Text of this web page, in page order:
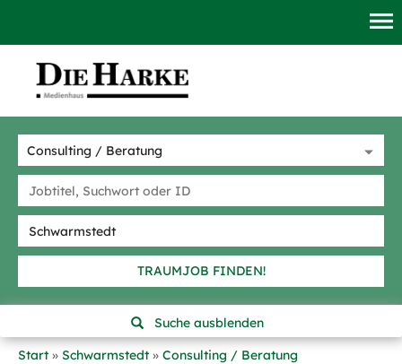
TRAUMJOB FINDEN!
Suche ausblenden
Start
Schwarmstedt
Consulting / Beratung